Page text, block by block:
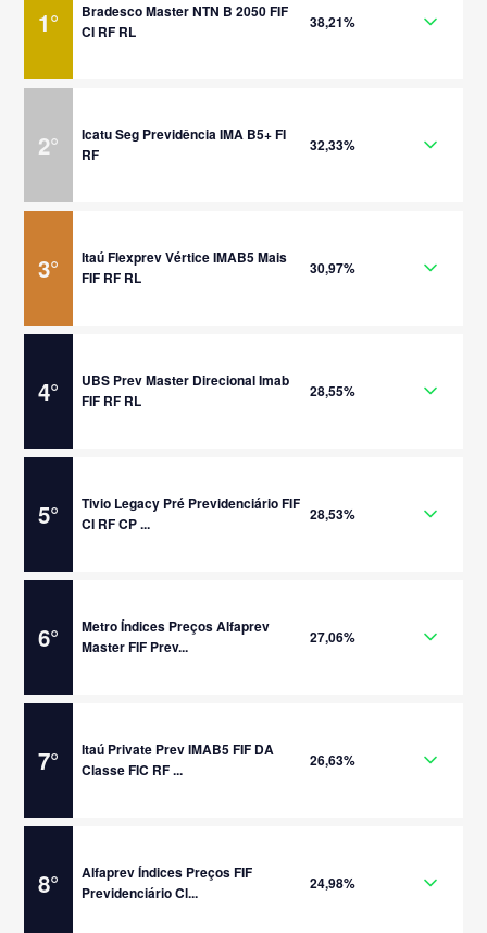
1°
Bradesco Master NTN B 2050 FIF
CI RF RL
38,21%
2°
Icatu Seg Previdência IMA B5+ FI
RF
32,33%
3°
Itaú Flexprev Vértice IMAB5 Mais
FIF RF RL
30,97%
4°
UBS Prev Master Direcional Imab
FIF RF RL
28,55%
5°
Tivio Legacy Pré Previdenciário FIF
CI RF CP ...
28,53%
6°
Metro Índices Preços Alfaprev
Master FIF Prev...
27,06%
7°
Itaú Private Prev IMAB5 FIF DA
Classe FIC RF ...
26,63%
8°
Alfaprev Índices Preços FIF
Previdenciário Cl...
24,98%